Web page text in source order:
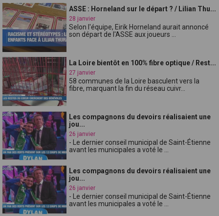
ASSE : Horneland sur le départ ? / Lilian Thu...
28 janvier
Selon l'équipe, Eirik Horneland aurait annoncé
son départ de l'ASSE aux joueurs ...
La Loire bientôt en 100% fibre optique / Rest...
27 janvier
58 communes de la Loire basculent vers la
fibre, marquant la fin du réseau cuivr...
Les compagnons du devoirs réalisaient une
jou...
26 janvier
- Le dernier conseil municipal de Saint-Étienne
avant les municipales a voté le ...
Les compagnons du devoirs réalisaient une
jou...
26 janvier
- Le dernier conseil municipal de Saint-Étienne
avant les municipales a voté le ...